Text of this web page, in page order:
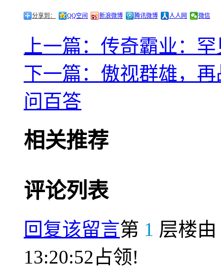
分享到： QQ空间 新浪微博 腾讯微博 人人网 微信
上一篇：传奇霸业：
下一篇：傲视群雄，
问百答
相关推荐
评论列表
回复该留言第 1 层楼由
13:20:52占领!